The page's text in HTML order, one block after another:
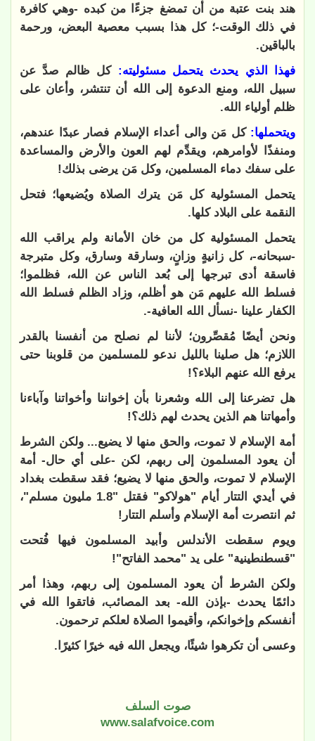
هند بنت عتبة من أن تمضغ جزءًا من كبده -وهي كافرة
في ذلك الوقت-؛ كل هذا بسبب معصية البعض، ورحمة
بالباقين.
فهذا الذي يحدث يتحمل مسئوليته:كل ظالم صدَّ عن
سبيل الله، ومنع الدعوة إلى الله أن تنتشر، وأعان على
ظلم أولياء الله.
ويتحملها:كل مَن والى أعداء الإسلام فصار عبدًا عندهم،
ومنفذًا لأوامرهم، ويقدِّم لهم العون والأرض والمساعدة
على سفك دماء المسلمين، وكل مَن يرضى بذلك!
يتحمل المسئولية كل مَن يترك الصلاة ويُضيعها؛ فتحل
النقمة على البلاد كلها.
يتحمل المسئولية كل من خان الأمانة ولم يراقب الله
-سبحانه-، كل زانيةٍ وزانٍ، وسارقة وسارق، وكل متبرجة
فاسقة أدى تبرجها إلى بُعد الناس عن الله، فظلموا؛
فسلط الله عليهم مَن هو أظلم، وزاد الظلم فسلط الله
الكفار علينا -نسأل الله العافية-.
ونحن أيضًا مُقصِّرون؛ لأننا لم نصلح من أنفسنا بالقدر
اللازم؛ هل صلينا بالليل ندعو للمسلمين من قلوبنا حتى
يرفع الله عنهم البلاء؟!
هل تضرعنا إلى الله وشعرنا بأن إخواننا وأخواتنا وآباءنا
وأمهاتنا هم الذين يحدث لهم ذلك؟!
أمة الإسلام لا تموت، والحق منها لا يضيع... ولكن الشرط
أن يعود المسلمون إلى ربهم، لكن -على أي حال- أمة
الإسلام لا تموت، والحق منها لا يضيع؛ فقد سقطت بغداد
في أيدي التتار أيام "هولاكو" فقتل "1.8 مليون مسلم"،
ثم انتصرت أمة الإسلام وأسلم التتار!
ويوم سقطت الأندلس وأبيد المسلمون فيها فُتحت
"قسطنطينية" على يد "محمد الفاتح"!
ولكن الشرط أن يعود المسلمون إلى ربهم، وهذا أمر
دائمًا يحدث -بإذن الله- بعد المصائب، فاتقوا الله في
أنفسكم وإخوانكم، وأقيموا الصلاة لعلكم ترحمون.
وعسى أن تكرهوا شيئًا، ويجعل الله فيه خيرًا كثيرًا.
صوت السلف
www.salafvoice.com